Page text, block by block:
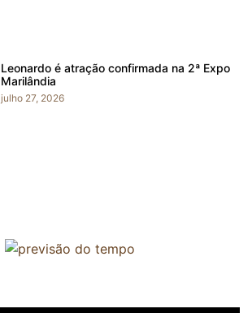
Leonardo é atração confirmada na 2ª Expo
Marilândia
julho 27, 2026